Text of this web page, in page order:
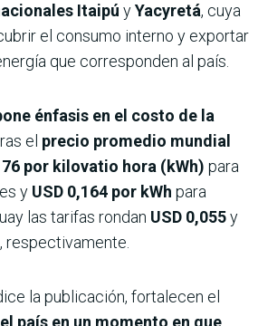
Itaipú yYacyretá, cuya
el consumo interno y exportar
que corresponden al país.
énfasis en el costo de la
el precio promedio mundial
por kilovatio hora (kWh) para
y USD 0,164 por kWh para
las tarifas rondan USD 0,055y
, respectivamente.
la publicación, fortalecen el
país en un momento en que